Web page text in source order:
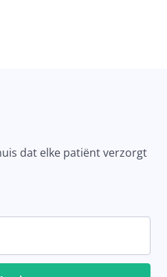
dat elke patiënt verzorgt